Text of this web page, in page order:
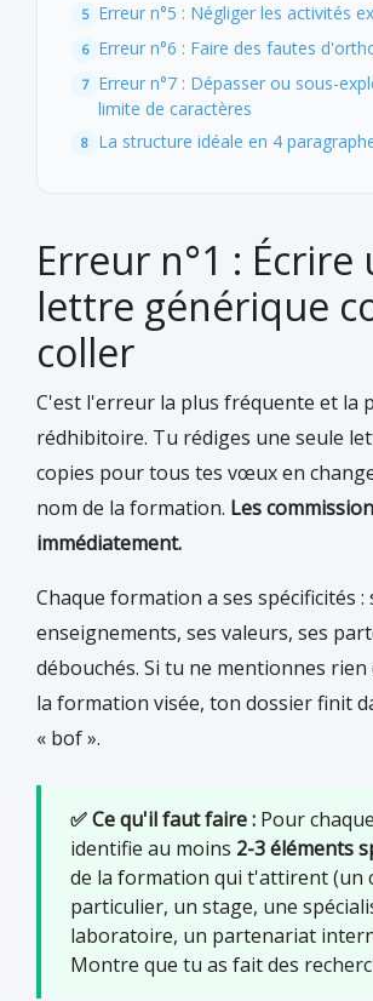
Erreur n°5 : Négliger les activités
Erreur n°6 : Faire des fautes
Erreur n°7 : Dépasser ou sous-
limite de caractères
La structure idéale en 4
Erreur n°1 : Écrire
lettre générique
coller
C'est l'erreur la plus fréquente et la
rédhibitoire. Tu rédiges une seule
copies pour tous tes vœux en
nom de la formation. Les
immédiatement.
Chaque formation a ses spécificités :
enseignements, ses valeurs, ses
débouchés. Si tu ne mentionnes
la formation visée, ton dossier finit
« bof ».
✅ Ce qu'il faut faire : Pour
identifie au moins 2-3 éléments
de la formation qui t'attirent (un
particulier, un stage, une
laboratoire, un partenariat
Montre que tu as fait des